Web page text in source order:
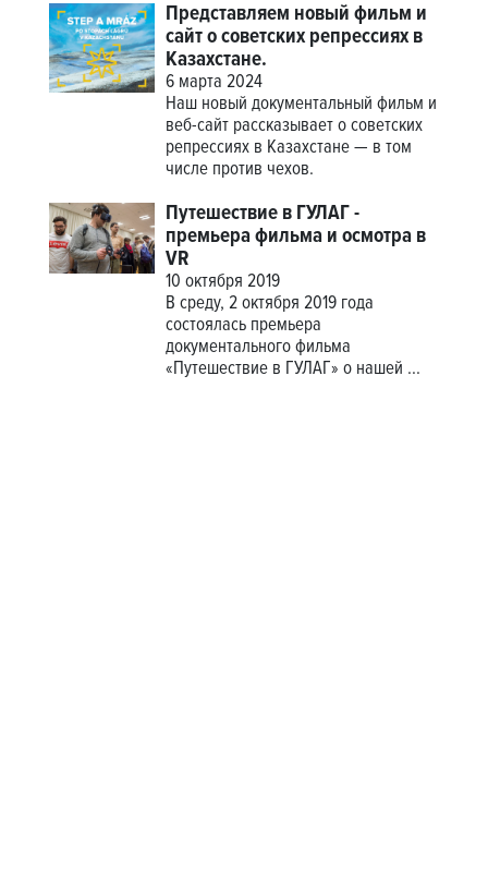
Представляем новый фильм и
сайт о советских репрессиях в
Казахстане.
6 марта 2024
Наш новый документальный фильм и
веб-сайт рассказывает о советских
репрессиях в Казахстане — в том
числе против чехов.
Путешествие в ГУЛАГ -
премьера фильма и осмотра в
VR
10 октября 2019
В среду, 2 октября 2019 года
состоялась премьера
документального фильма
«Путешествие в ГУЛАГ» о нашей ...